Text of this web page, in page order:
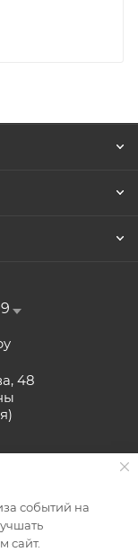
48
событий на
сайт.